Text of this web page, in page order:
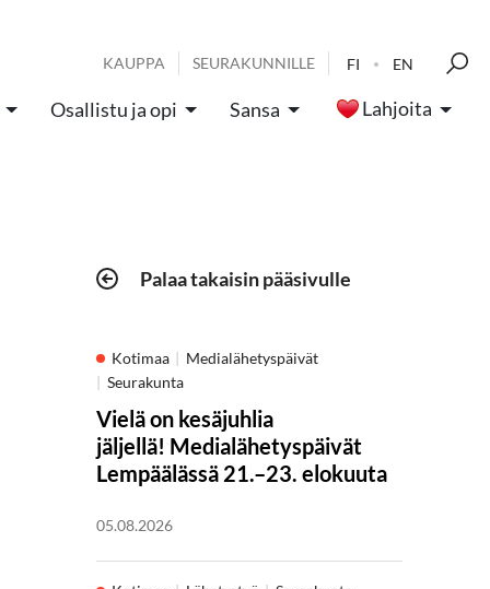
KAUPPA SEURAKUNNILLE FI EN
Osallistu ja opi Sansa Lahjoita
Palaa takaisin pääsivulle
Kotimaa
Medialähetyspäivät
Seurakunta
Vielä on kesäjuhlia
jäljellä! Medialähetyspäivät
Lempäälässä 21.–23. elokuuta
05.08.2026